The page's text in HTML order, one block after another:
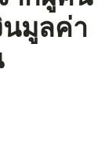
นมูลค่า